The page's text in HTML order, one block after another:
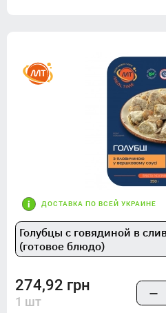
ДОСТАВКА ПО ВСЕЙ УКРАИНЕ
Голубцы с говядиной в
(готовое блюдо)
274,92 грн
1 шт